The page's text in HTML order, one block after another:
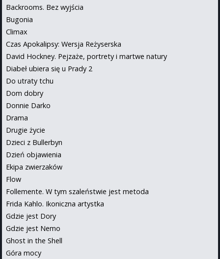
Backrooms. Bez wyjścia
Bugonia
Climax
Czas Apokalipsy: Wersja Reżyserska
David Hockney. Pejzaże, portrety i martwe natury
Diabeł ubiera się u Prady 2
Do utraty tchu
Dom dobry
Donnie Darko
Drama
Drugie życie
Dzieci z Bullerbyn
Dzień objawienia
Ekipa zwierzaków
Flow
Follemente. W tym szaleństwie jest metoda
Frida Kahlo. Ikoniczna artystka
Gdzie jest Dory
Gdzie jest Nemo
Ghost in the Shell
Góra mocy